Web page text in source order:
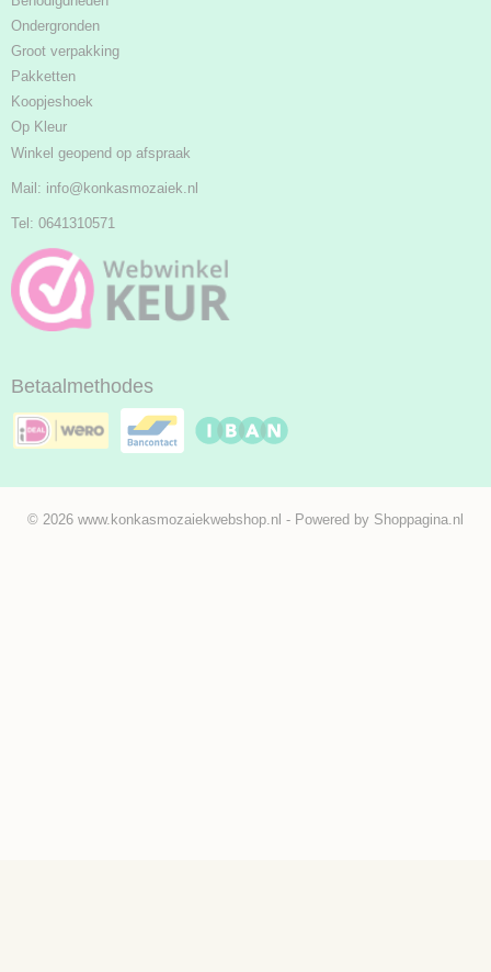
Ondergronden
Groot verpakking
Pakketten
Koopjeshoek
Op Kleur
Winkel geopend op afspraak
Mail: info@konkasmozaiek.nl
Tel: 0641310571
Betaalmethodes
© 2026 www.konkasmozaiekwebshop.nl - Powered by Shoppagina.nl